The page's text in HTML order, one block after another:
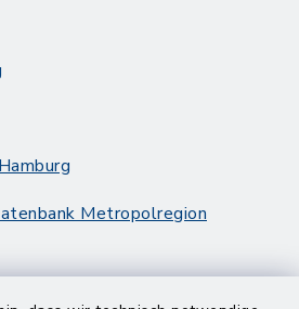
Metropolregion